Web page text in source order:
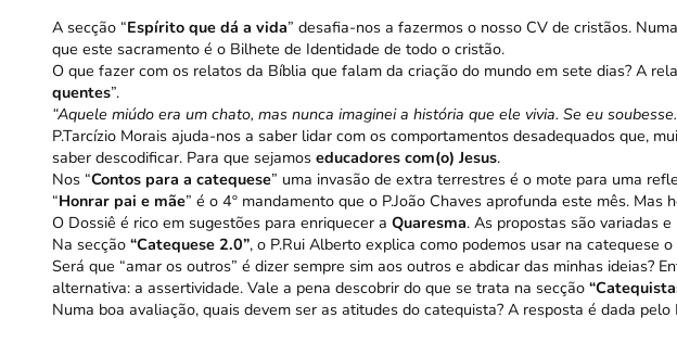
A secção “Espírito que dá a vida” desafia-nos a fazermos o nosso CV de cristãos.
que este sacramento é o Bilhete de Identidade de todo o cristão.
O que fazer com os relatos da Bíblia que falam da criação do mundo em sete dias? A
quentes”.
“Aquele miúdo era um chato, mas nunca imaginei a história que ele vivia. Se eu
P.Tarcízio Morais ajuda-nos a saber lidar com os comportamentos desadequados que,
saber descodificar. Para que sejamos educadores com(o) Jesus.
Nos “Contos para a catequese” uma invasão de extra terrestres é o mote para uma
“Honrar pai e mãe” é o 4º mandamento que o P.João Chaves aprofunda este mês. Mas
O Dossiê é rico em sugestões para enriquecer a Quaresma. As propostas são variadas
Na secção “Catequese 2.0”, o P.Rui Alberto explica como podemos usar na catequese
Será que “amar os outros” é dizer sempre sim aos outros e abdicar das minhas ideias?
alternativa: a assertividade. Vale a pena descobrir do que se trata na secção
Numa boa avaliação, quais devem ser as atitudes do catequista? A resposta é dada pelo